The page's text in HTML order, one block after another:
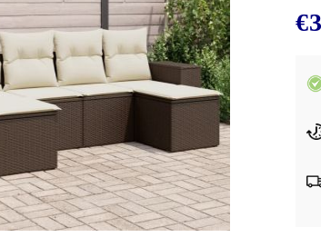
Подложки за фитнес уреди
Лостове за набиране
Силови кули
Йога и пилатес